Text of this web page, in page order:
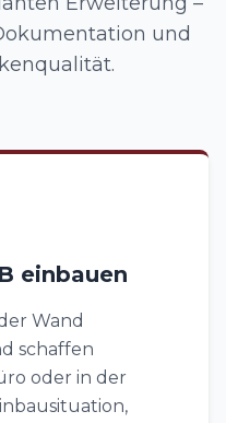
und
einbauen
Wand
schaffen
oder in der